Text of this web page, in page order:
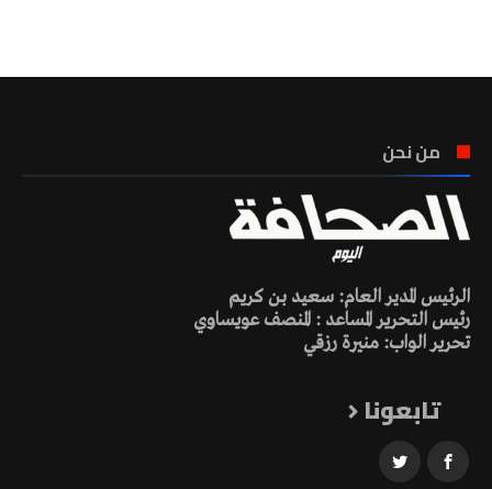
من نحن
الرئيس المدير العام: سعيد بن كريم
رئيس التحرير المساعد : المنصف عويساوي
تحرير الواب: منيرة رزقي
تابعونا